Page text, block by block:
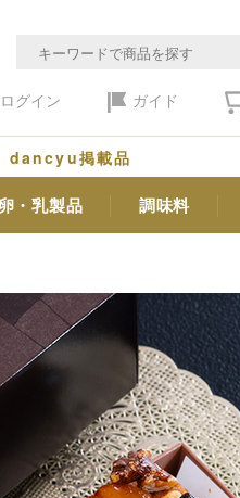
ログイン ガイド
dancyu掲載品
卵・乳製品 調味料